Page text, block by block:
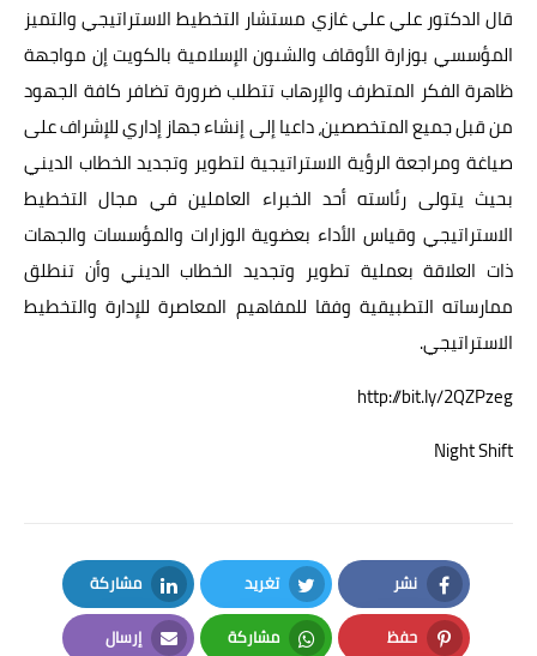
قال الدكتور علي علي غازي مستشار التخطيط الاستراتيجي والتميز
المؤسسي بوزارة الأوقاف والشىون الإسلامية بالكويت إن مواجهة
ظاهرة الفكر المتطرف والإرهاب تتطلب ضرورة تضافر كافة الجهود
من قبل جميع المتخصصين، داعيا إلى إنشاء جهاز إداري للإشراف على
صياغة ومراجعة الرؤية الاستراتيجية لتطوير وتجديد الخطاب الديني
بحيث يتولى رئاسته أحد الخبراء العاملين في مجال التخطيط
الاستراتيجي وقياس الأداء بعضوية الوزارات والمؤسسات والجهات
ذات العلاقة بعملية تطوير وتجديد الخطاب الديني وأن تنطلق
ممارساته التطبيقية وفقا للمفاهيم المعاصرة للإدارة والتخطيط
الاستراتيجي.
http://bit.ly/2QZPzeg
Night Shift
نشر
Facebook
تغريد
Twitter
مشاركة
LinkedIn
حفظ مشاركة إرسال